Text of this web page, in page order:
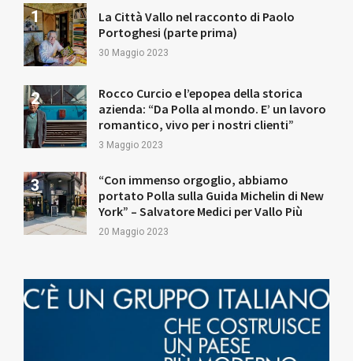
La Città Vallo nel racconto di Paolo
Portoghesi (parte prima)
30 Maggio 2023
Rocco Curcio e l’epopea della storica
azienda: “Da Polla al mondo. E’ un lavoro
romantico, vivo per i nostri clienti”
3 Maggio 2023
“Con immenso orgoglio, abbiamo
portato Polla sulla Guida Michelin di New
York” – Salvatore Medici per Vallo Più
20 Maggio 2023